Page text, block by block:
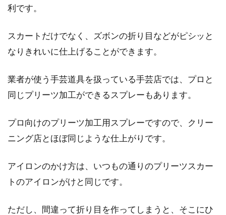
利です。
スカートだけでなく、ズボンの折り目などがピシッと
なりきれいに仕上げることができます。
業者が使う手芸道具を扱っている手芸店では、プロと
同じプリーツ加工ができるスプレーもあります。
プロ向けのプリーツ加工用スプレーですので、クリー
ニング店とほぼ同じような仕上がりです。
アイロンのかけ方は、いつもの通りのプリーツスカー
トのアイロンがけと同じです。
ただし、間違って折り目を作ってしまうと、そこにひ